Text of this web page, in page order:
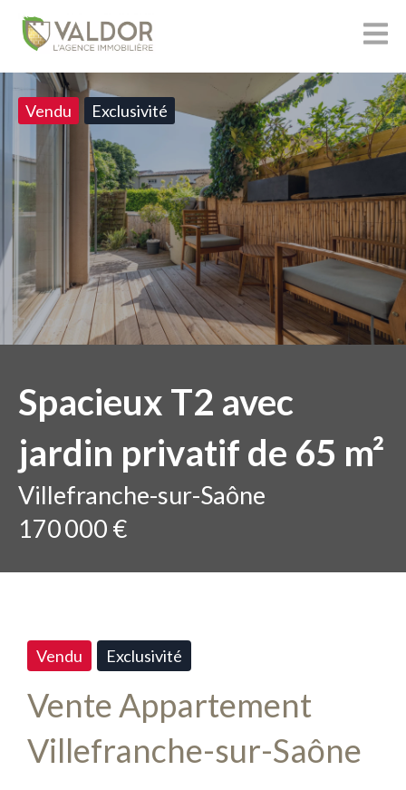
Vendu Exclusivité
Spacieux T2 avec
jardin privatif de 65 m²
Villefranche-sur-Saône
170 000 €
Vendu Exclusivité
Vente Appartement
Villefranche-sur-Saône